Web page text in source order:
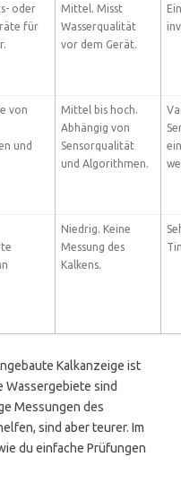
oder
für
Mittel. Misst
Wasserqualität
vor dem Gerät.
von
und
Mittel bis hoch.
Abhängig von
Sensorqualität
und Algorithmen.
Niedrig. Keine
Messung des
Kalkens.
Kalkanzeige ist
Wassergebiete sind
Messungen des
sind aber teurer. Im
du einfache Prüfungen